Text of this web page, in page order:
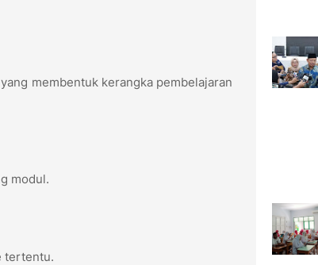
membentuk kerangka pembelajaran
modul.
tertentu.